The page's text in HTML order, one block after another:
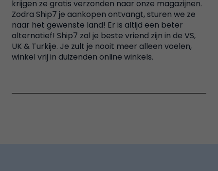
krijgen ze gratis verzonden naar onze magazijnen.
Zodra Ship7 je aankopen ontvangt, sturen we ze
naar het gewenste land! Er is altijd een beter
alternatief! Ship7 zal je beste vriend zijn in de VS,
UK & Turkije. Je zult je nooit meer alleen voelen,
winkel vrij in duizenden online winkels.